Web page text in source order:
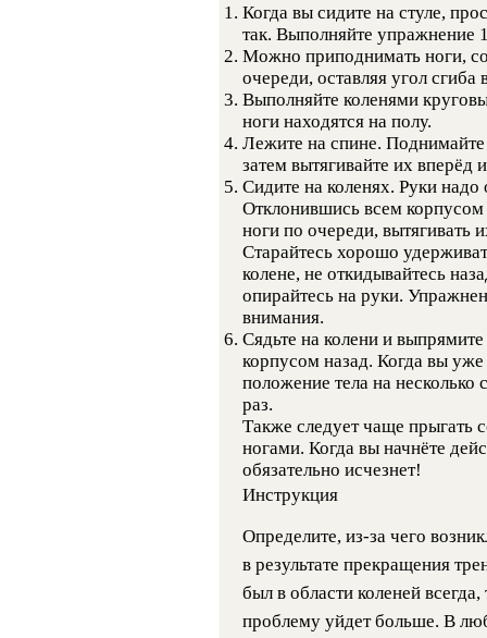
Когда вы сидите на стуле,
так. Выполняйте упражнение
Можно приподнимать ноги,
очереди, оставляя угол сгиба
Выполняйте коленями
ноги находятся на полу.
Лежите на спине. Поднимайте
затем вытягивайте их вперёд
Сидите на коленях. Руки надо
Отклонившись всем корпусом
ноги по очереди, вытягивать
Старайтесь хорошо
колене, не откидывайтесь
опирайтесь на руки.
внимания.
Сядьте на колени и
корпусом назад. Когда вы
положение тела на
раз.
Также следует чаще прыгать
ногами. Когда вы начнёте
обязательно исчезнет!
Инструкция
Определите, из-за чего
в результате прекращения
был в области коленей
проблему уйдет больше. В